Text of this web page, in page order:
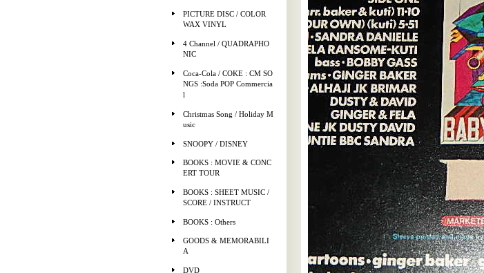
PICTURE DISC / COLOR
WAX VINYL
4 Channel / QUADRAPHO
NIC
Coca-Cola / COKE : CM SO
NGS :Soda POP Commercia
l
Christmas Song / Holiday M
usic
SNOOPY / DISNEY
BOOKS : MOVIE & CONC
ERT TOUR
BOOKS : SHEET MUSIC /
SCORE / INSTRUCT
BOOKS : Others
GOODS & MEMORABILI
A
DVD